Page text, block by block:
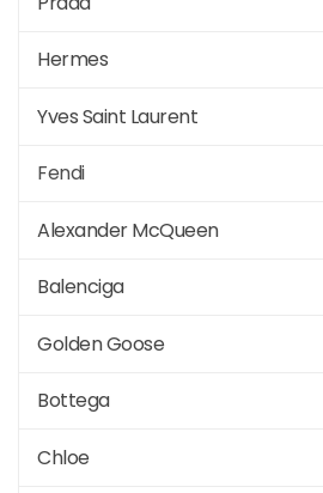
Hermes
Yves Saint Laurent
Fendi
Alexander McQueen
Balenciga
Golden Goose
Bottega
Chloe